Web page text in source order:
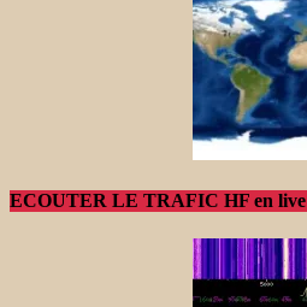
ECOUTER LE TRAFIC HF en live